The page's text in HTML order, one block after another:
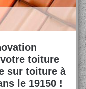
toiture
sur toiture à
le 19150 !